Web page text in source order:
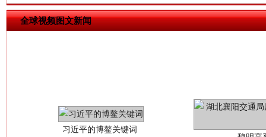
全球视频图文新闻